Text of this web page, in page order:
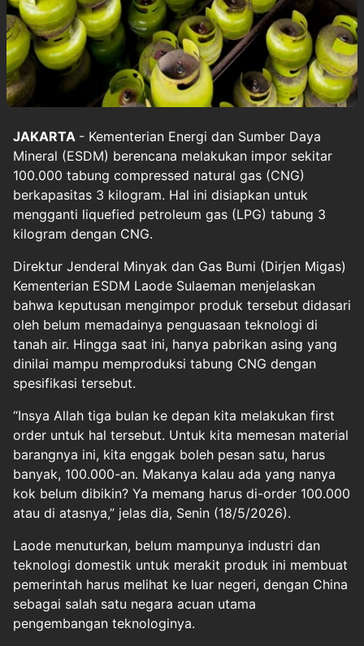
JAKARTA - Kementerian Energi dan Sumber Daya
Mineral (ESDM) berencana melakukan impor sekitar
100.000 tabung compressed natural gas (CNG)
berkapasitas 3 kilogram. Hal ini disiapkan untuk
mengganti liquefied petroleum gas (LPG) tabung 3
kilogram dengan CNG.
Direktur Jenderal Minyak dan Gas Bumi (Dirjen Migas)
Kementerian ESDM Laode Sulaeman menjelaskan
bahwa keputusan mengimpor produk tersebut didasari
oleh belum memadainya penguasaan teknologi di
tanah air. Hingga saat ini, hanya pabrikan asing yang
dinilai mampu memproduksi tabung CNG dengan
spesifikasi tersebut.
“Insya Allah tiga bulan ke depan kita melakukan first
order untuk hal tersebut. Untuk kita memesan material
barangnya ini, kita enggak boleh pesan satu, harus
banyak, 100.000-an. Makanya kalau ada yang nanya
kok belum dibikin? Ya memang harus di-order 100.000
atau di atasnya,” jelas dia, Senin (18/5/2026).
Laode menuturkan, belum mampunya industri dan
teknologi domestik untuk merakit produk ini membuat
pemerintah harus melihat ke luar negeri, dengan China
sebagai salah satu negara acuan utama
pengembangan teknologinya.